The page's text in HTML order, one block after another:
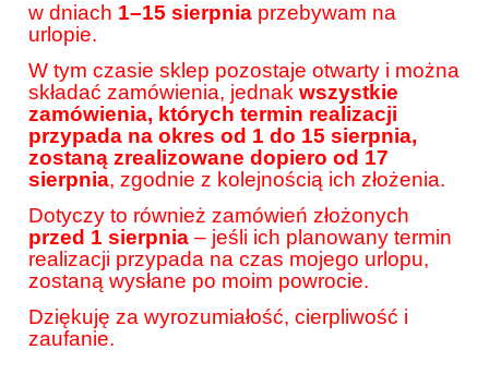
w dniach 1–15 sierpnia przebywam na
urlopie.
W tym czasie sklep pozostaje otwarty i można
składać zamówienia, jednak wszystkie
zamówienia, których termin realizacji
przypada na okres od 1 do 15 sierpnia,
zostaną zrealizowane dopiero od 17
sierpnia, zgodnie z kolejnością ich złożenia.
Dotyczy to również zamówień złożonych
przed 1 sierpnia – jeśli ich planowany termin
realizacji przypada na czas mojego urlopu,
zostaną wysłane po moim powrocie.
Dziękuję za wyrozumiałość, cierpliwość i
zaufanie.